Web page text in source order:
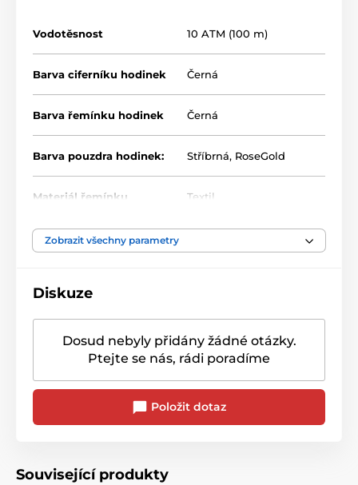
Vodotěsnost 10 ATM (100 m)
Barva ciferníku hodinek Černá
Barva řemínku hodinek Černá
Barva pouzdra hodinek: Stříbrná, RoseGold
Materiál řemínku Textil
Zobrazit všechny parametry
Diskuze
Dosud nebyly přidány žádné otázky.
Ptejte se nás, rádi poradíme
Položit dotaz
Související produkty